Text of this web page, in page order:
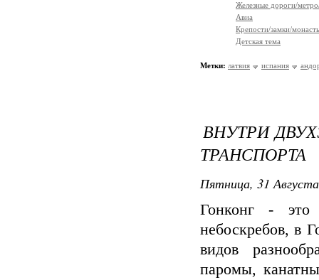
Железные дороги/
Авиа
Крепости/замки/
Детская тема
Метки: латвия испания
ВНУТРИ
ТРАНСПОРТА
Пятница, 31
Гонконг - это
небоскребов, в
видов
паромы,